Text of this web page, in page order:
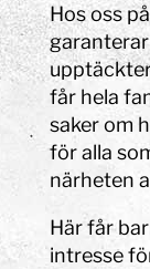
Hos oss
får hela
saker om
för alla
närheten
Här får
intresse